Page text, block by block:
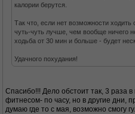
калории берутся.
Так что, если нет возможности ходить
чуть-чуть лучше, чем вообще ничего
ходьба от 30 мин и больше - будет
Удачного похудания!
Спасибо!!! Дело обстоит так, 3 раза
фитнесом- по часу, но в другие дни,
думаю где то с мая, возможно смогу